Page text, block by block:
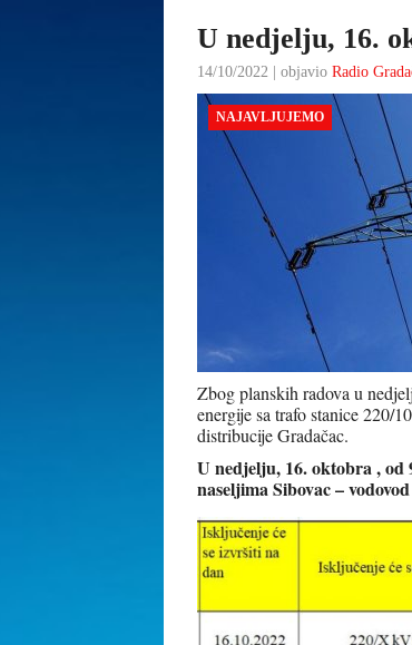
U nedjelju, 16.
14/10/2022 | objavio Radio
NAJAVLJUJEMO
Zbog planskih radova u
energije sa trafo stanice 220/
distribucije Gradačac.
U nedjelju, 16. oktobra , od
naseljima Sibovac –